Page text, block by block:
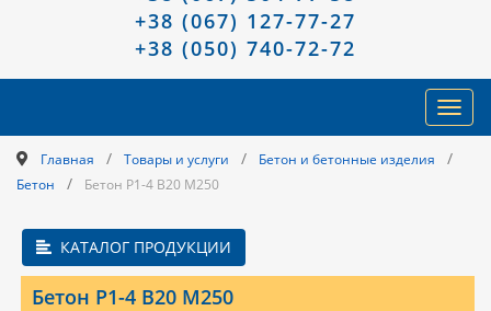
+38 (067) 127-77-27
+38 (050) 740-72-72
Главная / Товары и услуги / Бетон и бетонные изделия /
Бетон / Бетон Р1-4 В20 M250
КАТАЛОГ ПРОДУКЦИИ
Бетон Р1-4 В20 M250